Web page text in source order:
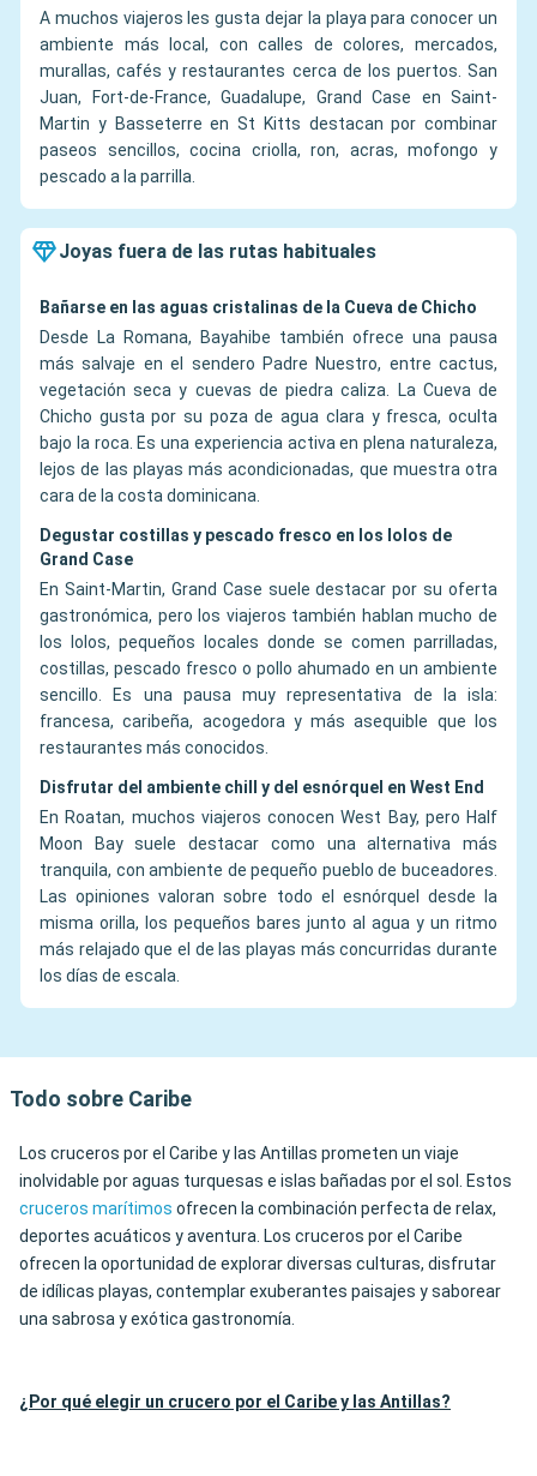
A muchos viajeros les gusta dejar la playa para conocer un
ambiente más local, con calles de colores, mercados,
murallas, cafés y restaurantes cerca de los puertos. San
Juan, Fort-de-France, Guadalupe, Grand Case en Saint-
Martin y Basseterre en St Kitts destacan por combinar
paseos sencillos, cocina criolla, ron, acras, mofongo y
pescado a la parrilla.
Joyas fuera de las rutas habituales
Bañarse en las aguas cristalinas de la Cueva de Chicho
Desde La Romana, Bayahibe también ofrece una pausa
más salvaje en el sendero Padre Nuestro, entre cactus,
vegetación seca y cuevas de piedra caliza. La Cueva de
Chicho gusta por su poza de agua clara y fresca, oculta
bajo la roca. Es una experiencia activa en plena naturaleza,
lejos de las playas más acondicionadas, que muestra otra
cara de la costa dominicana.
Degustar costillas y pescado fresco en los lolos de
Grand Case
En Saint-Martin, Grand Case suele destacar por su oferta
gastronómica, pero los viajeros también hablan mucho de
los lolos, pequeños locales donde se comen parrilladas,
costillas, pescado fresco o pollo ahumado en un ambiente
sencillo. Es una pausa muy representativa de la isla:
francesa, caribeña, acogedora y más asequible que los
restaurantes más conocidos.
Disfrutar del ambiente chill y del esnórquel en West End
En Roatan, muchos viajeros conocen West Bay, pero Half
Moon Bay suele destacar como una alternativa más
tranquila, con ambiente de pequeño pueblo de buceadores.
Las opiniones valoran sobre todo el esnórquel desde la
misma orilla, los pequeños bares junto al agua y un ritmo
más relajado que el de las playas más concurridas durante
los días de escala.
Todo sobre Caribe
Los cruceros por el Caribe y las Antillas prometen un viaje
inolvidable por aguas turquesas e islas bañadas por el sol. Estos
cruceros marítimos ofrecen la combinación perfecta de relax,
deportes acuáticos y aventura. Los cruceros por el Caribe
ofrecen la oportunidad de explorar diversas culturas, disfrutar
de idílicas playas, contemplar exuberantes paisajes y saborear
una sabrosa y exótica gastronomía.
¿Por qué elegir un crucero por el Caribe y las Antillas?